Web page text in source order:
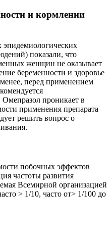
и кормлении
эпидемиологических
показали, что
женщин не оказывает
беременности и здоровье
перед применением
Омепразол проникает в
применения препарата
решить вопрос о
побочных эффектов
частоты развития
Всемирной организацией
> 1/10, часто от> 1/100 до